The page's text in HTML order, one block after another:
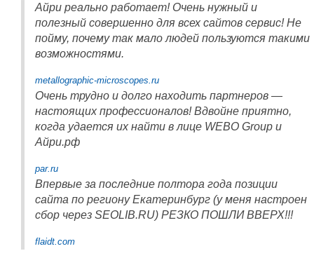
Айри реально работает! Очень нужный и
полезный совершенно для всех сайтов сервис! Не
пойму, почему так мало людей пользуются такими
возможностями.
metallographic-microscopes.ru
Очень трудно и долго находить партнеров —
настоящих профессионалов! Вдвойне приятно,
когда удается их найти в лице WEBO Group и
Айри.рф
par.ru
Впервые за последние полтора года позиции
сайта по региону Екатеринбург (у меня настроен
сбор через SEOLIB.RU) РЕЗКО ПОШЛИ ВВЕРХ!!!
flaidt.com